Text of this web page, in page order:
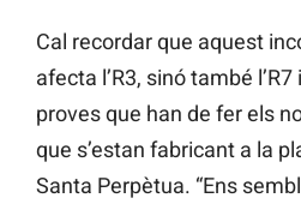
Cal recordar que aquest
afecta l’R3, sinó també
proves que han de fer els
que s’estan fabricant a la
Santa Perpètua. “Ens